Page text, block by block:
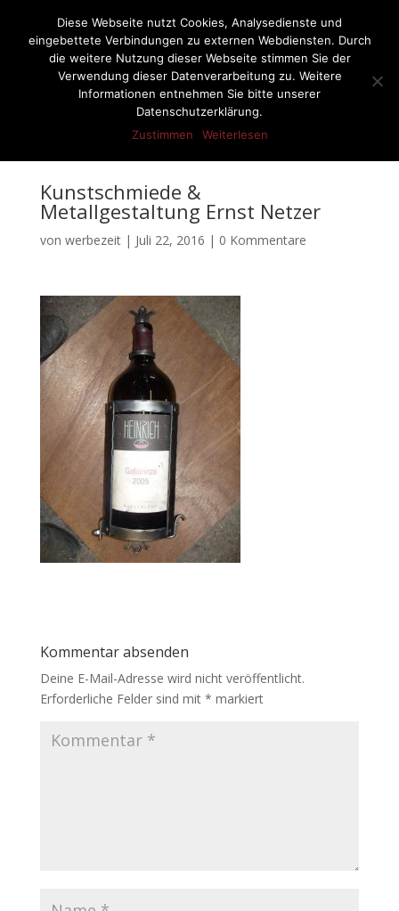
Seite wählen
Kunstschmiede &
Metallgestaltung Ernst Netzer
von werbezeit| Juli 22, 2016 | 0 Kommentare
Kommentar absenden
Deine E-Mail-Adresse wird nicht veröffentlicht.
Erforderliche Felder sind mit * markiert
Diese Webseite nutzt Cookies, Analysedienste und
eingebettete Verbindungen zu externen Webdiensten. Durch
die weitere Nutzung dieser Webseite stimmen Sie der
Verwendung dieser Datenverarbeitung zu. Weitere
Informationen entnehmen Sie bitte unserer
Datenschutzerklärung.
Zustimmen
Weiterlesen